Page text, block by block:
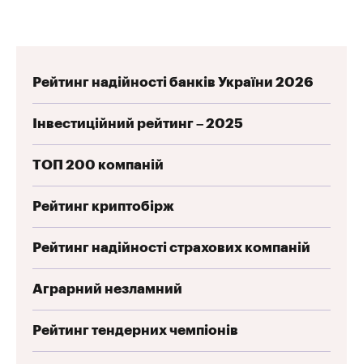
Рейтинг надійності банків України 2026
Інвестиційний рейтинг – 2025
ТОП 200 компаній
Рейтинг криптобірж
Рейтинг надійності страхових компаній
Аграрний незламний
Рейтинг тендерних чемпіонів